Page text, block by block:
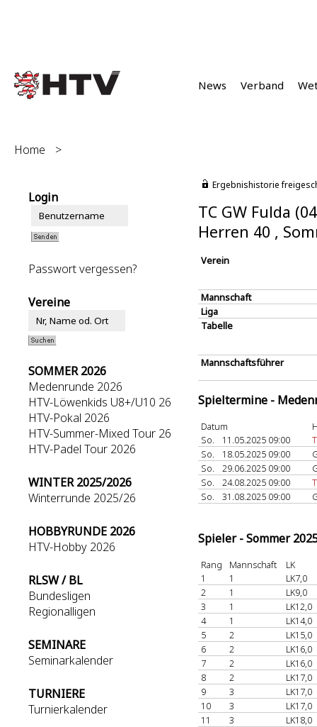
News Verband
Home >
Login
Passwort vergessen?
Vereine
SOMMER 2026
Medenrunde 2026
HTV-Löwenkids U8+/U10 26
HTV-Pokal 2026
HTV-Summer-Mixed Tour 26
HTV-Padel Tour 2026
WINTER 2025/2026
Winterrunde 2025/26
HOBBYRUNDE 2026
HTV-Hobby 2026
RLSW / BL
Bundesligen
Regionalligen
SEMINARE
Seminarkalender
TURNIERE
Turnierkalender
Ergebnishistorie
TC GW Fulda
Herren 40 ,
Verein
Mannschaft
Liga
Tabelle
Mannschaftsführer
Spieltermine -
Datum
So.
11.05.2025 09:00
So.
18.05.2025 09:00
So.
29.06.2025 09:00
So.
24.08.2025 09:00
So.
31.08.2025 09:00
Spieler - Sommer
Rang Mannschaft
LK
1
1
LK7,0
2
1
LK9,0
3
1
LK12,0
4
1
LK14,0
5
2
LK15,0
6
2
LK16,0
7
2
LK16,0
8
2
LK17,0
9
3
LK17,0
10
3
LK17,0
11
3
LK18,0